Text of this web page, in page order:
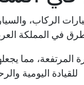
الركاب،
مما يجعلها
للقيادة اليومية